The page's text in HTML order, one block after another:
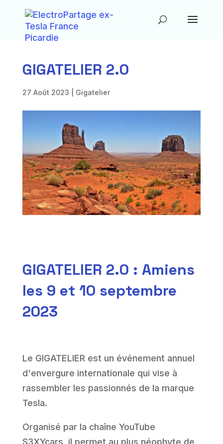
GIGATELIER 2.0
27 Août 2023 Gigatelier
GIGATELIER 2.0 : Amiens
les 9 et 10 septembre
2023
Le GIGATELIER est un événement annuel
d'envergure internationale qui vise à
rassembler les passionnés de la marque
Tesla.
Organisé par la chaîne YouTube
S3XYcars, il permet au plus néophyte de